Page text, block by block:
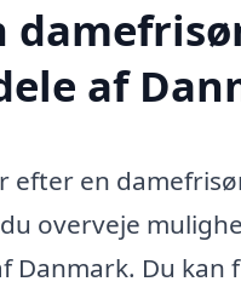
af
efter en
overveje
Danmark. Du kan